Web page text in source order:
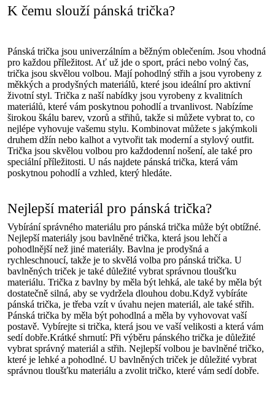
K čemu slouží pánská trička?
Pánská trička jsou univerzálním a běžným oblečením. Jsou vhodná
pro každou příležitost. Ať už jde o sport, práci nebo volný čas,
trička jsou skvělou volbou. Mají pohodlný střih a jsou vyrobeny z
měkkých a prodyšných materiálů, které jsou ideální pro aktivní
životní styl. Trička z naší nabídky jsou vyrobeny z kvalitních
materiálů, které vám poskytnou pohodlí a trvanlivost. Nabízíme
širokou škálu barev, vzorů a střihů, takže si můžete vybrat to, co
nejlépe vyhovuje vašemu stylu. Kombinovat můžete s jakýmkoli
druhem džín nebo kalhot a vytvořit tak moderní a stylový outfit.
Trička jsou skvělou volbou pro každodenní nošení, ale také pro
speciální příležitosti. U nás najdete pánská trička, která vám
poskytnou pohodlí a vzhled, který hledáte.
Nejlepší materiál pro pánská trička?
Vybírání správného materiálu pro pánská trička může být obtížné.
Nejlepší materiály jsou bavlněné trička, která jsou lehčí a
pohodlnější než jiné materiály. Bavlna je prodyšná a
rychleschnoucí, takže je to skvělá volba pro pánská trička. U
bavlněných triček je také důležité vybrat správnou tloušťku
materiálu. Trička z bavlny by měla být lehká, ale také by měla být
dostatečně silná, aby se vydržela dlouhou dobu.Když vybíráte
pánská trička, je třeba vzít v úvahu nejen materiál, ale také střih.
Pánská trička by měla být pohodlná a měla by vyhovovat vaší
postavě. Vybírejte si trička, která jsou ve vaší velikosti a která vám
sedí dobře.Krátké shrnutí: Při výběru pánského trička je důležité
vybrat správný materiál a střih. Nejlepší volbou je bavlněné tričko,
které je lehké a pohodlné. U bavlněných triček je důležité vybrat
správnou tloušťku materiálu a zvolit tričko, které vám sedí dobře.